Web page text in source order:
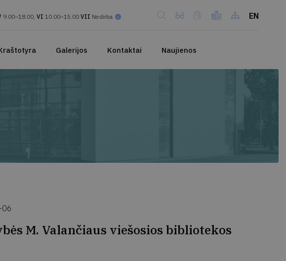
9.00–18.00, VI 10.00–15.00 VII Nedirba EN
Galerijos Kontaktai Naujienos
M. Valančiaus viešosios bibliotekos